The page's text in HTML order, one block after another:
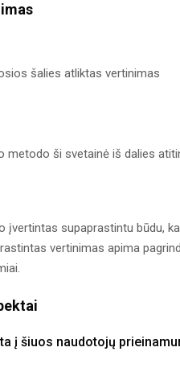
šalies atliktas vertinimas
metodo ši svetainė iš dalies
įvertintas supaprastintu būdu,
vertinimas apima
į šiuos naudotojų